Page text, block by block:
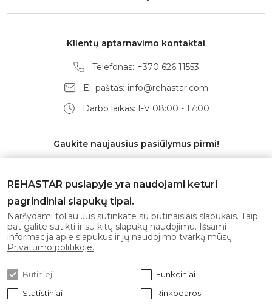
Klientų aptarnavimo kontaktai
Telefonas: +370 626 11553
El. paštas: info@rehastar.com
Darbo laikas: I-V 08:00 - 17:00
Gaukite naujausius pasiūlymus pirmi!
Prenumeruoti
Sutinku su privatumo politika
REHASTAR puslapyje yra naudojami keturi
pagrindiniai slapukų tipai.
Naršydami toliau Jūs sutinkate su būtinaisiais slapukais. Taip
pat galite sutikti ir su kitų slapukų naudojimu. Išsami
informacija apie slapukus ir jų naudojimo tvarką mūsų
Privatumo politikoje.
Būtinieji
Funkciniai
Statistiniai
Rinkodaros